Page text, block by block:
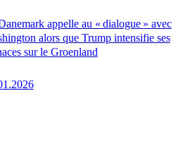
appelle au « dialogue » avec
alors que Trump intensifie ses
sur le Groenland